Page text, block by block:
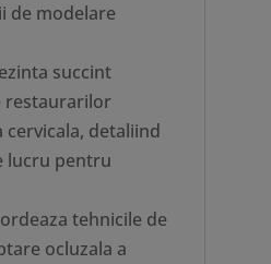
de modelare
succint
restaurarilor
cervicala, detaliind
lucru pentru
tehnicile de
ocluzala a